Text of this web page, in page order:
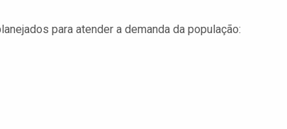
para atender a demanda da população: